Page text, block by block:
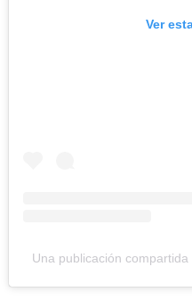
Ver
Una publicación